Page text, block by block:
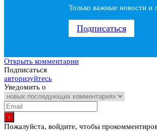
Только важные новости и
Подписаться
Открыть комментарии
Подписаться
авторизуйтесь
Уведомить о
Пожалуйста, войдите, чтобы